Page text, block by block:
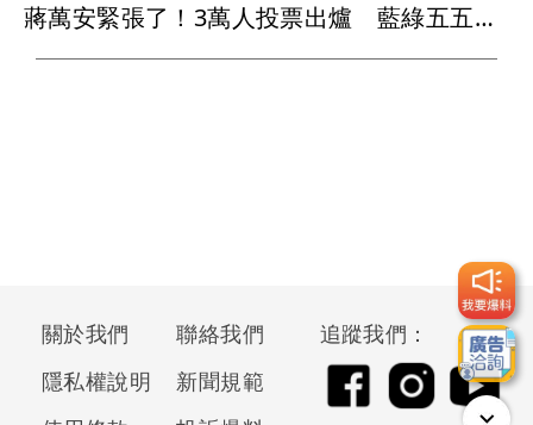
蔣萬安緊張了！3萬人投票出爐 藍綠五五波「只贏沈伯洋5個百分點」
關於我們
聯絡我們
隱私權說明
新聞規範
追蹤我們：